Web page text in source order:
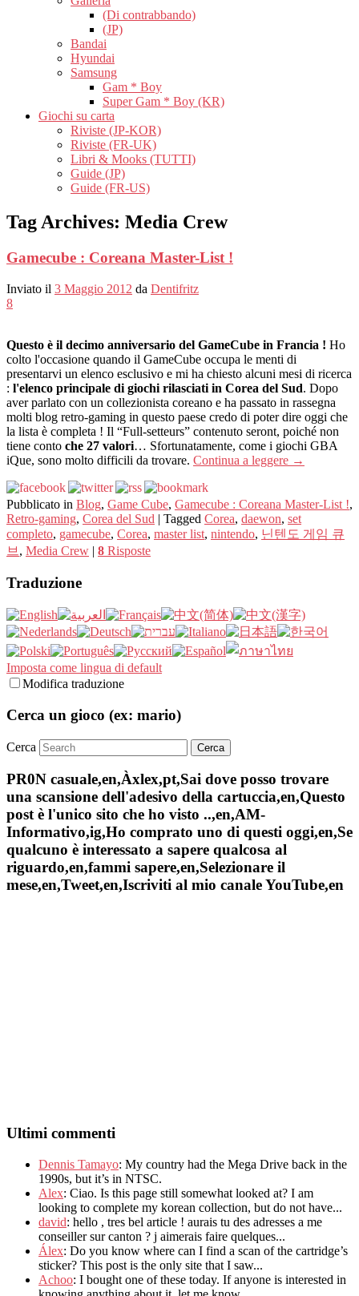
(Di contrabbando)
(JP)
Bandai
Hyundai
Samsung
Gam * Boy
Super Gam * Boy (KR)
Giochi su carta
Riviste (JP-KOR)
Riviste (FR-UK)
Libri & Mooks (TUTTI)
Guide (JP)
Guide (FR-US)
Tag Archives: Media Crew
Gamecube : Coreana Master-List !
Inviato il 3 Maggio 2012 da Dentifritz
8
Questo è il decimo anniversario del GameCube in Francia ! Ho
colto l'occasione quando il GameCube occupa le menti di
presentarvi un elenco esclusivo e mi ha chiesto alcuni mesi di ricerca
: l'elenco principale di giochi rilasciati in Corea del Sud. Dopo
aver parlato con un collezionista coreano e ha passato in rassegna
molti blog retro-gaming in questo paese credo di poter dire oggi che
la lista è completa ! Il “Full-setteurs” contenuto seront, poiché non
tiene conto che 27 valori… Sfortunatamente, come i giochi GBA
iQue, sono molto difficili da trovare. Continua a leggere →
Pubblicato in Blog, Game Cube, Gamecube : Coreana Master-List !,
Retro-gaming, Corea del Sud | Tagged Corea, daewon, set
completo, gamecube, Corea, master list, nintendo, 닌텐도 게임 큐
브 , Media Crew | 8 Risposte
Traduzione
Imposta come lingua di default
Modifica traduzione
Cerca un gioco (ex: mario)
Cerca
PR0N casuale,en,Àxlex,pt,Sai dove posso trovare
una scansione dell'adesivo della cartuccia,en,Questo
post è l'unico sito che ho visto ..,en,AM-
Informativo,ig,Ho comprato uno di questi oggi,en,Se
qualcuno è interessato a sapere qualcosa al
riguardo,en,fammi sapere,en,Selezionare il
mese,en,Tweet,en,Iscriviti al mio canale YouTube,en
Ultimi commenti
Dennis Tamayo: My country had the Mega Drive back in the
1990s, but it’s in NTSC.
Alex: Ciao. Is this page still somewhat looked at? I am
looking to complete my korean collection, but do not have...
david: hello , tres bel article ! aurais tu des adresses a me
conseiller sur canton ? j aimerais faire quelques...
Álex: Do you know where can I find a scan of the cartridge’s
sticker? This post is the only site that I saw...
Achoo: I bought one of these today. If anyone is interested in